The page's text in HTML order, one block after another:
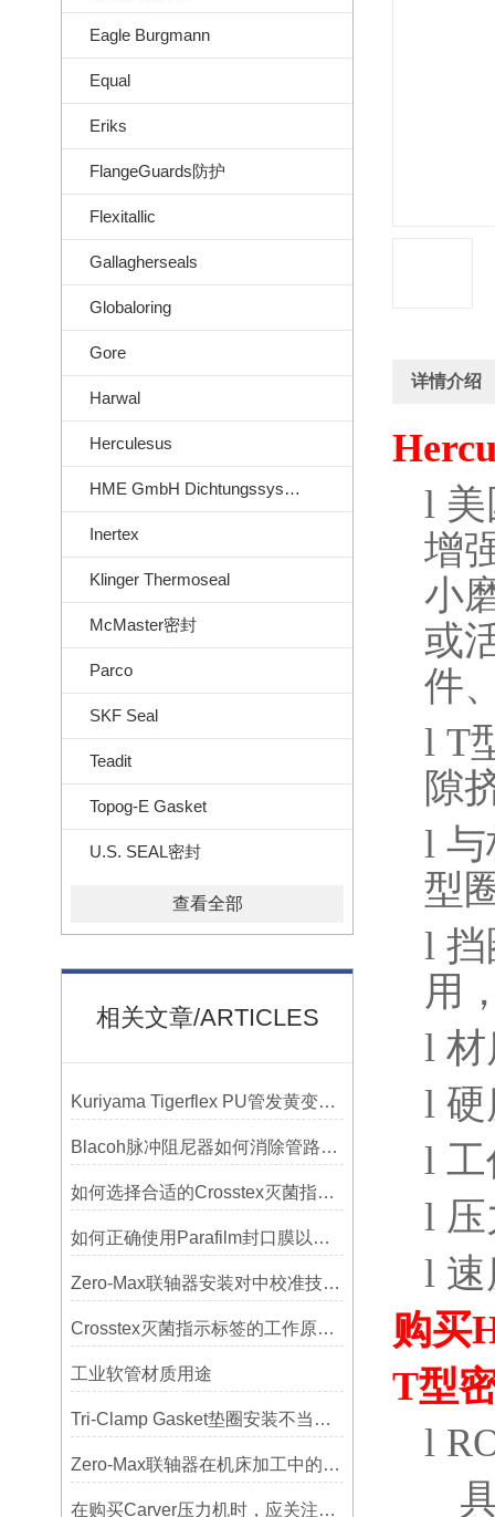
Eagle Burgmann
Equal
Eriks
FlangeGuards防护
Flexitallic
Gallagherseals
Globaloring
Gore
Harwal
Herculesus
HME GmbH Dichtungssysteme
Inertex
Klinger Thermoseal
McMaster密封
Parco
SKF Seal
Teadit
Topog-E Gasket
U.S. SEAL密封
查看全部
相关文章/ARTICLES
Kuriyama Tigerflex PU管发黄变硬怎么办？
Blacoh脉冲阻尼器如何消除管路振动与噪音？
如何选择合适的Crosstex灭菌指示标签？
如何正确使用Parafilm封口膜以确保实验结果的准确性？
Zero-Max联轴器安装对中校准技巧与常见误差分析
Crosstex灭菌指示标签的工作原理：变色反应机制详解
工业软管材质用途
Tri-Clamp Gasket垫圈安装不当导致的泄漏问题及预防
Zero-Max联轴器在机床加工中的应用及精度保证方法
在购买Carver压力机时，应关注哪些性能指标？
详情介绍
l
增
小
或
件
l T
隙
l 与
型
l 挡
用
l 材
l 硬
l 工
l
l
购买
T型
l